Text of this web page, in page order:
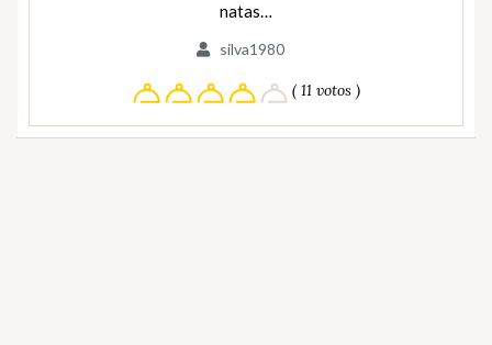
natas…
silva1980
( 11 votos )